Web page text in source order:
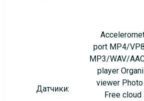
Датчики:
port MP4/
MP3/WAV/
player
viewer
Free